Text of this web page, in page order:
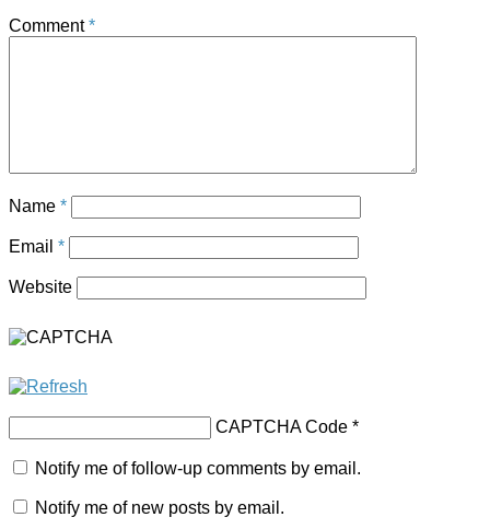
Comment*
Name *
Email *
Website
CAPTCHA Code *
Notify me of follow-up comments by email.
Notify me of new posts by email.